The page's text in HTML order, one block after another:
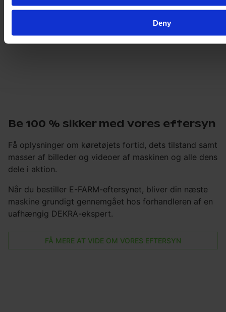
Deny
Be 100 % sikker med vores eftersyn
Få oplysninger om køretøjets fortid, dets tilstand samt
masser af billeder og videoer af maskinen og alle dens
dele i aktion.
Når du bestiller E-FARM-eftersynet, bliver din næste
maskine grundigt gennemgået hos forhandleren af en
uafhængig DEKRA-ekspert.
FÅ MERE AT VIDE OM VORES EFTERSYN